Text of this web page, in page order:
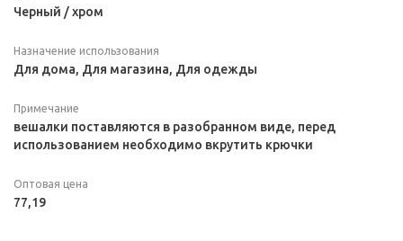
Черный / хром
Назначение использования
Для дома, Для магазина, Для одежды
Примечание
вешалки поставляются в разобранном виде, перед
использованием необходимо вкрутить крючки
Оптовая цена
77,19